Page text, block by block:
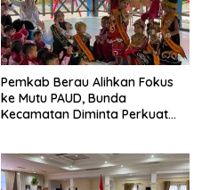
Pemkab Berau Alihkan Fokus
ke Mutu PAUD, Bunda
Kecamatan Diminta Perkuat